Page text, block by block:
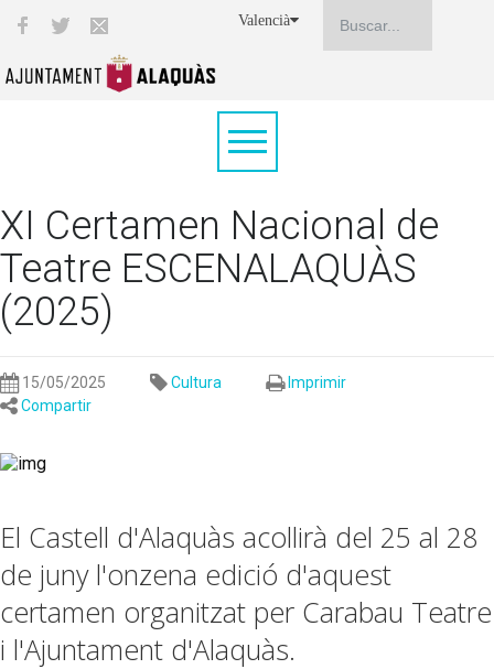
Valencià
XI Certamen Nacional de
Teatre ESCENALAQUÀS
(2025)
15/05/2025 Cultura
Imprimir
Compartir
El Castell d'Alaquàs acollirà del 25 al 28
de juny l'onzena edició d'aquest
certamen organitzat per Carabau Teatre
i l'Ajuntament d'Alaquàs.